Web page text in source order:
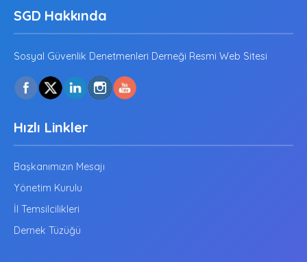
SGD Hakkında
Sosyal Güvenlik Denetmenleri Derneği Resmi Web Sitesi
Hızlı Linkler
Başkanımızın Mesajı
Yönetim Kurulu
İl Temsilcilikleri
Dernek Tüzüğü